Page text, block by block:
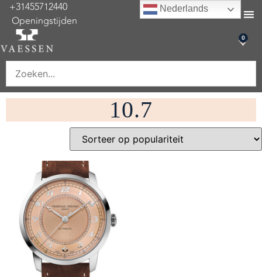
+31455712440
Openingstijden
0
10.7
Nederlands